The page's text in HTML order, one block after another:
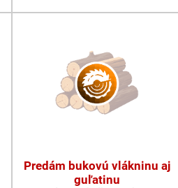
Predám bukovú vlákninu aj
guľatinu